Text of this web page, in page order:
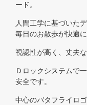
ード。
人間工学に基づいた
毎日のお散歩が快適に
視認性が高く、丈夫な
Ｄロックシステムで
安全です。
中心のバタフライロ